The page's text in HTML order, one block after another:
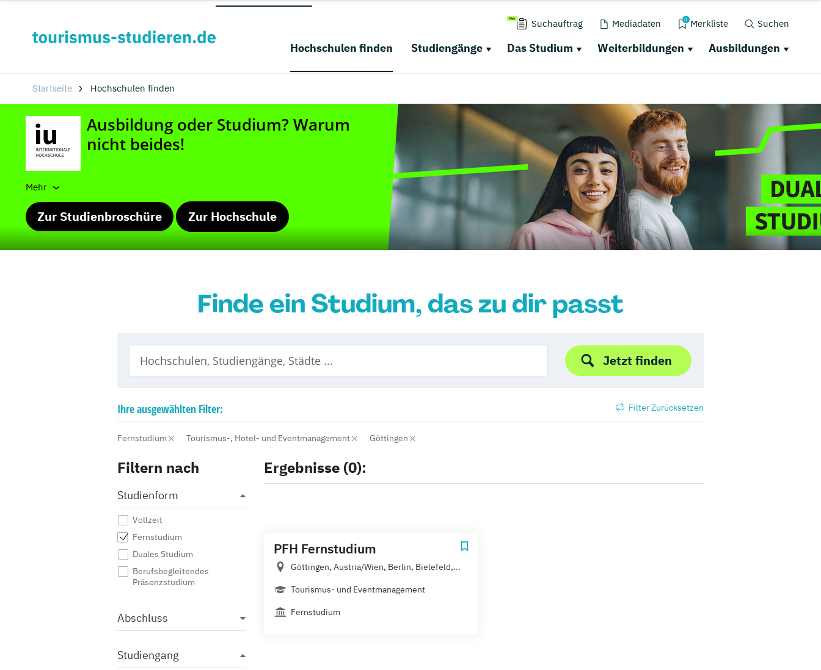
Suchauftrag Mediadaten 0 Merkliste Suchen
Hochschulen finden Studiengänge Das Studium Weiterbildungen Ausbildungen
Startseite Hochschulen finden
Mehr
Zur Studienbroschüre Zur Hochschule
Finde ein Studium, das zu dir passt
Jetzt finden
Ihreausgewählten Filter: Filter Zurücksetzen
Fernstudium Tourismus-, Hotel- und Eventmanagement Göttingen
Filtern nach
Studienform
Vollzeit
Fernstudium
Duales Studium
Berufsbegleitendes
Präsenzstudium
Abschluss
Studiengang
Ergebnisse (0):
PFH Fernstudium
Göttingen, Austria/Wien, Berlin, Bielefeld,...
Tourismus- und Eventmanagement
Fernstudium